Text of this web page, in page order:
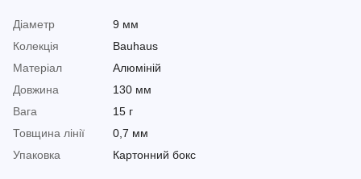
Діаметр
9 мм
Колекція
Bauhaus
Матеріал
Алюміній
Довжина
130 мм
Вага
15 г
Товщина лінії
0,7 мм
Упаковка
Картонний бокс